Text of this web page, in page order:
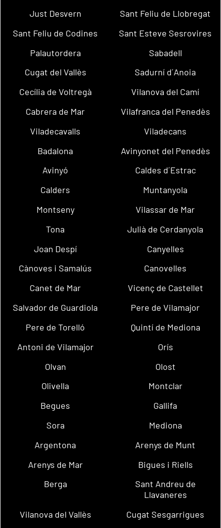
Just Desvern
Sant Feliu de Llobregat
Sant Feliu de Codines
Sant Esteve Sesrovires
Palautordera
Sabadell
Cugat del Vallès
Sadurní d´Anoia
Cecília de Voltregà
Vilanova del Camí
Cabrera de Mar
Vilafranca del Penedès
Viladecavalls
Viladecans
Badalona
Avinyonet del Penedès
Avinyó
Caldes d´Estrac
Calders
Muntanyola
Montseny
Vilassar de Mar
Tona
Julià de Cerdanyola
Joan Despí
Canyelles
Cànoves i Samalús
Canovelles
Canet de Mar
Vicenç de Castellet
Salvador de Guardiola
Pere de Vilamajor
Pere de Torelló
Quintí de Mediona
Antoni de Vilamajor
Orís
Olvan
Olost
Olivella
Montclar
Begues
Gallifa
Sora
Mediona
Argentona
Arenys de Munt
Arenys de Mar
Bigues i Riells
Berga
Sant Andreu de
Llavaneres
Vilanova del Vallès
Cugat Sesgarrigues